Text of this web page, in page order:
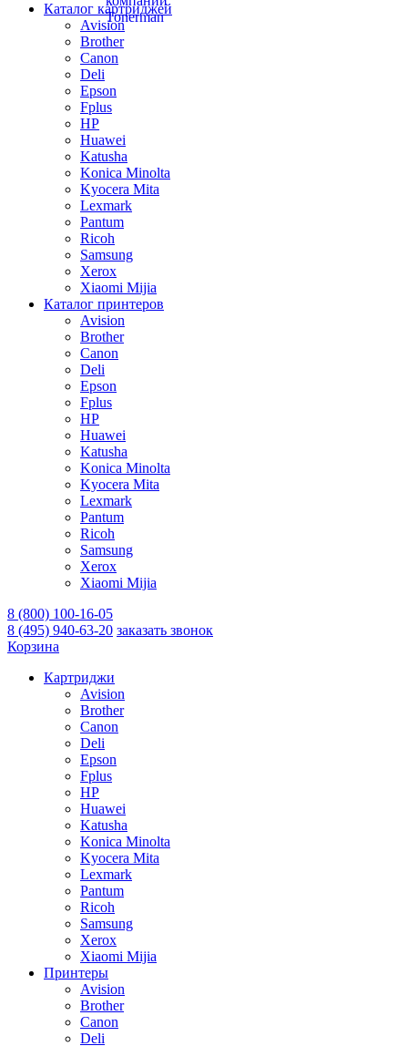
Каталог картриджей
Avision
Brother
Canon
Deli
Epson
Fplus
HP
Huawei
Katusha
Konica Minolta
Kyocera Mita
Lexmark
Pantum
Ricoh
Samsung
Xerox
Xiaomi Mijia
Каталог принтеров
Avision
Brother
Canon
Deli
Epson
Fplus
HP
Huawei
Katusha
Konica Minolta
Kyocera Mita
Lexmark
Pantum
Ricoh
Samsung
Xerox
Xiaomi Mijia
8 (800) 100-16-05
8 (495) 940-63-20 заказать звонок
Корзина
Картриджи
Avision
Brother
Canon
Deli
Epson
Fplus
HP
Huawei
Katusha
Konica Minolta
Kyocera Mita
Lexmark
Pantum
Ricoh
Samsung
Xerox
Xiaomi Mijia
Принтеры
Avision
Brother
Canon
Deli